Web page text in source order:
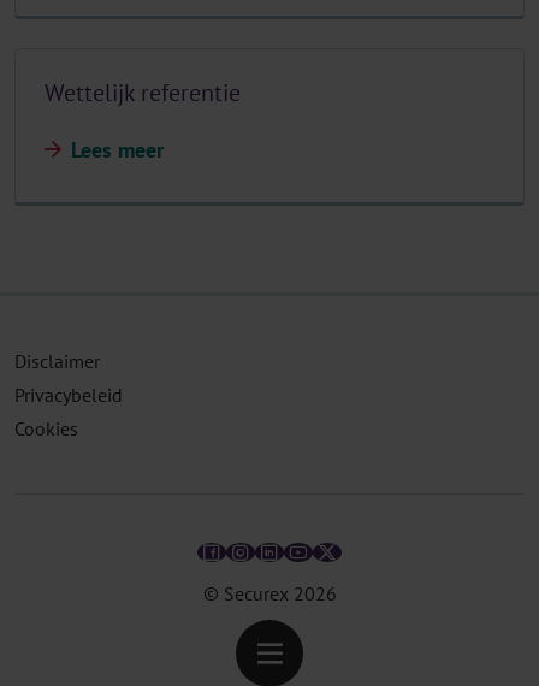
Wettelijk referentie
Lees meer
© Securex 2026
Disclaimer
Privacybeleid
Cookies